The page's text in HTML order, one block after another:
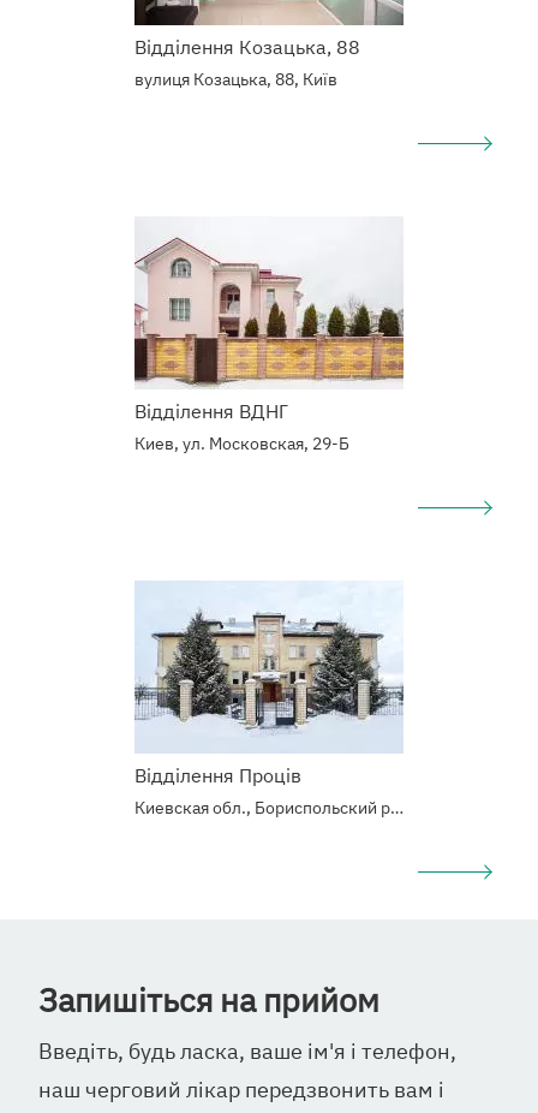
Відділення Козацька, 88
вулиця Козацька, 88, Київ
Відділення ВДНГ
Киев, ул. Московская, 29-Б
Відділення Проців
Киевская обл., Бориспольский р-н, с.Процев, Б. Хмельницкого 6/10
Запишіться на прийом
Введіть, будь ласка, ваше ім'я і телефон,
наш черговий лікар передзвонить вам і